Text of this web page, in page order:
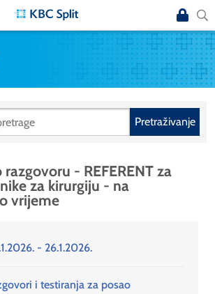
Pretraživanje
- REFERENT za
za kirurgiju - na
vrijeme
- 26.1.2026.
i testiranja za posao